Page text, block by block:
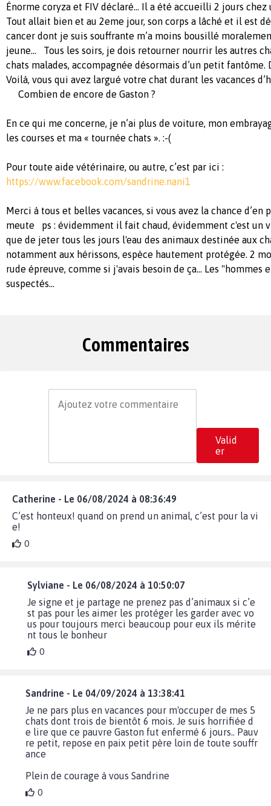
Énorme coryza et FIV déclaré… Il a été accueilli 2 jours
Tout allait bien et au 2eme jour, son corps a lâché et il est
cancer dont je suis souffrante m’a moins bousillé
jeune… Tous les soirs, je dois retourner nourrir les autres
chats malades, accompagnée désormais d’un petit fantôme.
Voilà, vous qui avez largué votre chat durant les vacances
Combien de encore de Gaston ?
En ce qui me concerne, je n’ai plus de voiture, mon
les courses et ma « tournée chats ». :-(
Pour toute aide vétérinaire, ou autre, c’est par ici :
https://www.facebook.com/sandrine.nani1
Merci à tous et belles vacances, si vous avez la chance
meute ps : évidemment il fait chaud, évidemment c'est un
que de jeter tous les jours l'eau des animaux destinée aux
notamment aux hérissons, espèce hautement protégée. 2
rude épreuve, comme si j'avais besoin de ça... Les
suspectés...
Commentaires
Valid
er
Catherine - Le 06/08/2024 à 08:36:49
C’est honteux! quand on prend un animal, c’est pour la vi
e!
0
Sylviane - Le 06/08/2024 à 10:50:07
Je signe et je partage ne prenez pas d’animaux si c’e
st pas pour les aimer les protéger les garder avec vo
us pour toujours merci beaucoup pour eux ils mérite
nt tous le bonheur
0
Sandrine - Le 04/09/2024 à 13:38:41
Je ne pars plus en vacances pour m'occuper de mes 5
chats dont trois de bientôt 6 mois. Je suis horrifiée d
e lire que ce pauvre Gaston fut enfermé 6 jours.. Pauv
re petit, repose en paix petit père loin de toute souffr
ance
Plein de courage à vous Sandrine
0